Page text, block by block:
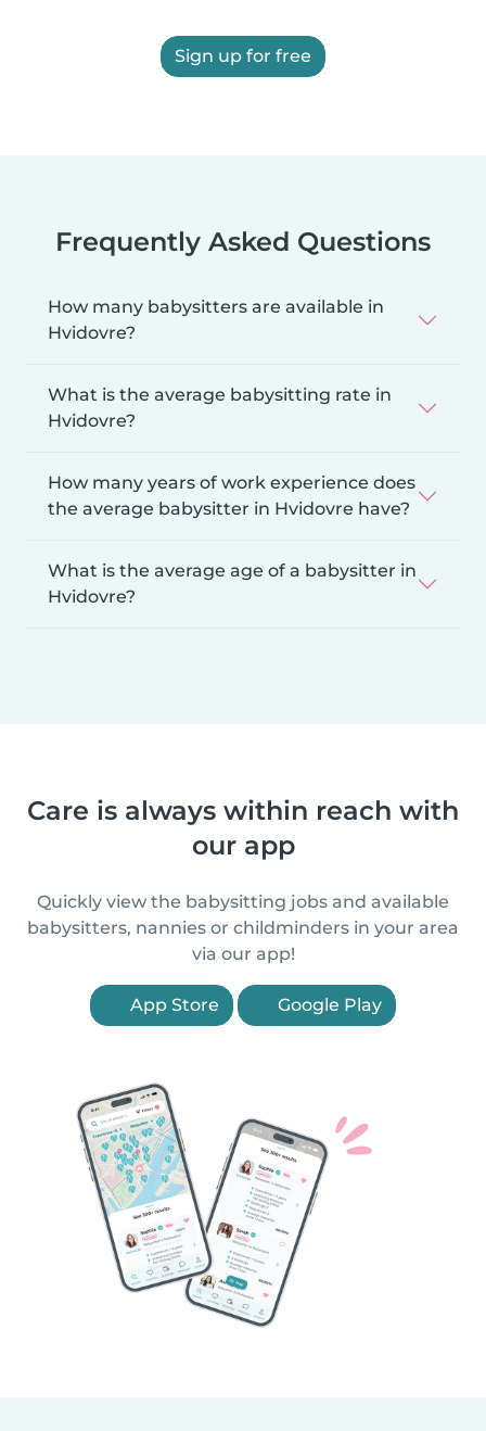
Sign up for free
Frequently Asked Questions
How many babysitters are available in
Hvidovre?
What is the average babysitting rate in
Hvidovre?
How many years of work experience does
the average babysitter in Hvidovre have?
What is the average age of a babysitter in
Hvidovre?
Care is always within reach with
our app
Quickly view the babysitting jobs and available
babysitters, nannies or childminders in your area
via our app!
App Store Google Play